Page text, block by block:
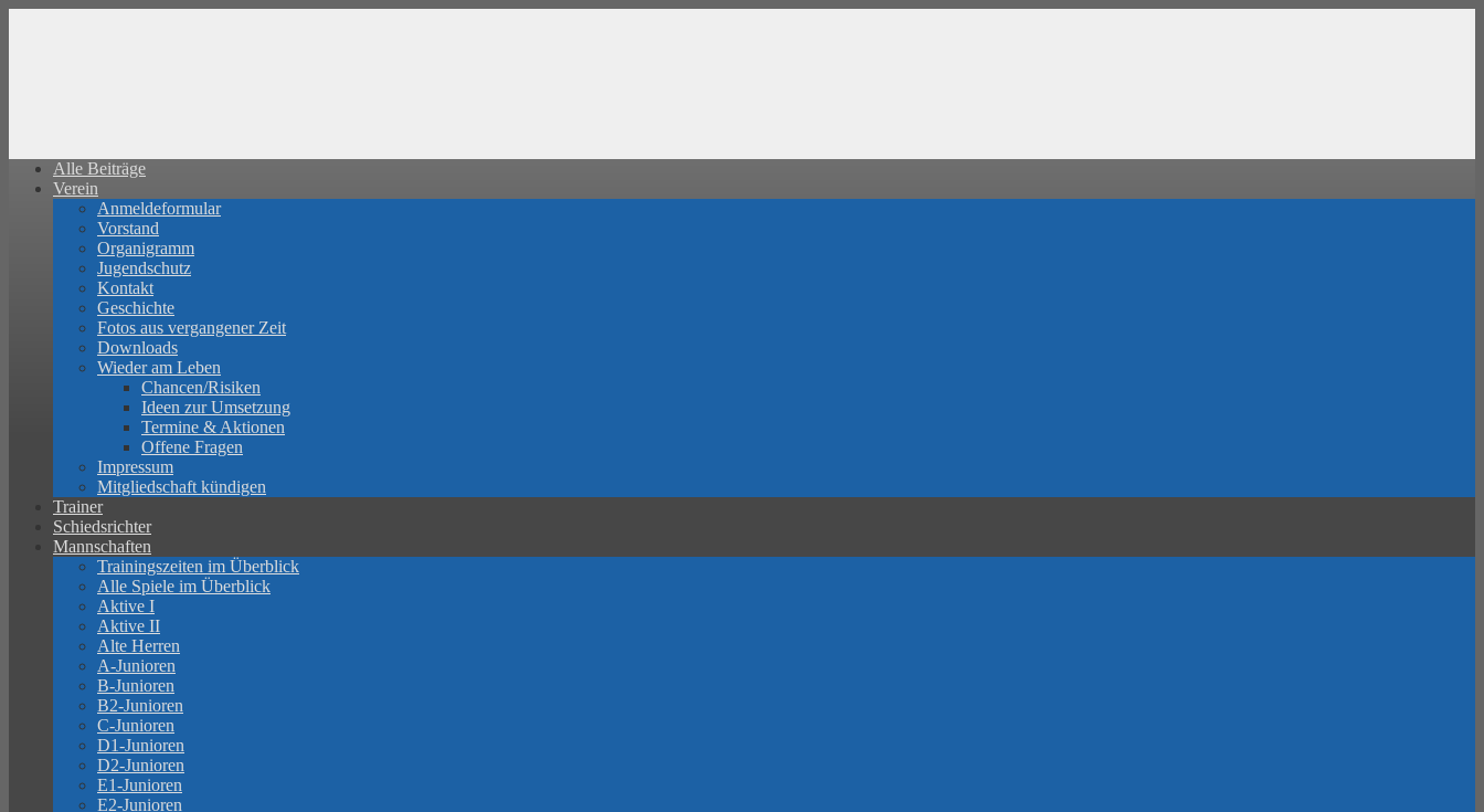
Alle Beiträge
Verein
Anmeldeformular
Vorstand
Organigramm
Jugendschutz
Kontakt
Geschichte
Fotos aus vergangener Zeit
Downloads
Wieder am Leben
Chancen/Risiken
Ideen zur Umsetzung
Termine & Aktionen
Offene Fragen
Impressum
Mitgliedschaft kündigen
Trainer
Schiedsrichter
Mannschaften
Trainingszeiten im Überblick
Alle Spiele im Überblick
Aktive I
Aktive II
Alte Herren
A-Junioren
B-Junioren
B2-Junioren
C-Junioren
D1-Junioren
D2-Junioren
E1-Junioren
E2-Junioren